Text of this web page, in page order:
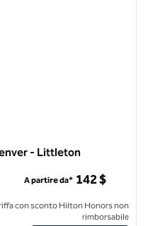
- Littleton
A partire da* 142 $
con sconto Hilton Honors non
rimborsabile